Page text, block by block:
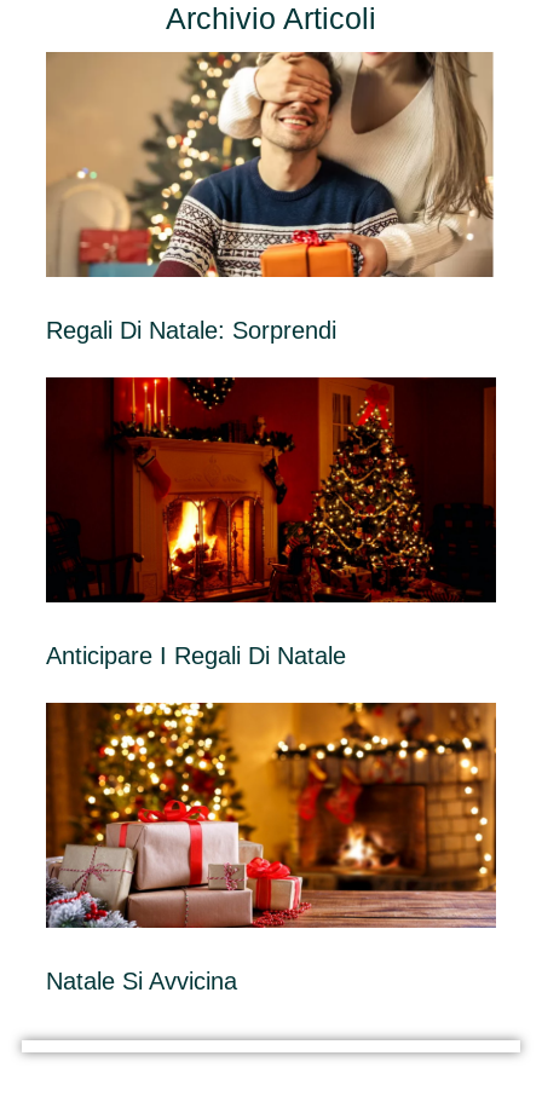
Archivio Articoli
Regali Di Natale: Sorprendi
Anticipare I Regali Di Natale
Natale Si Avvicina